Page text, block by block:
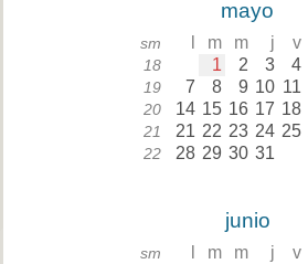
mayo
sm m m j v
18 1 2 3 4
19 7 8 9 10 11
20 14 15 16 17 18
21 21 22 23 24 25
22 28 29 30 31
junio
sm m m j v